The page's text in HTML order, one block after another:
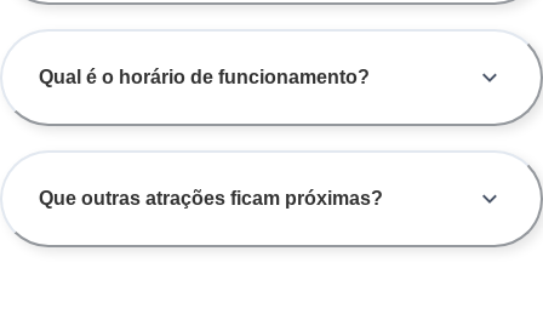
Qual é o horário de funcionamento?
Que outras atrações ficam próximas?